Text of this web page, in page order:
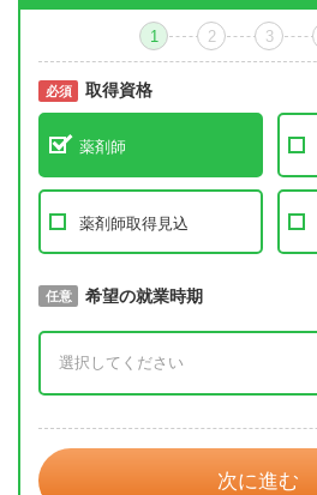
1 2 3
必須 取得資格
薬剤師
薬剤師取得見込
必須 取得予定年
任意 希望の就業時期
次に進む